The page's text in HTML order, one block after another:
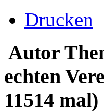
Drucken
Autor
echten
11514 mal)